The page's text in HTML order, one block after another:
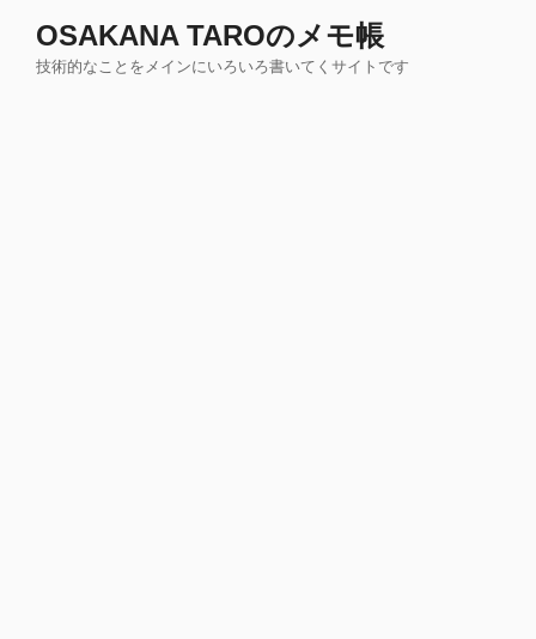
OSAKANA TAROのメモ帳
技術的なことをメインにいろいろ書いてくサイトです